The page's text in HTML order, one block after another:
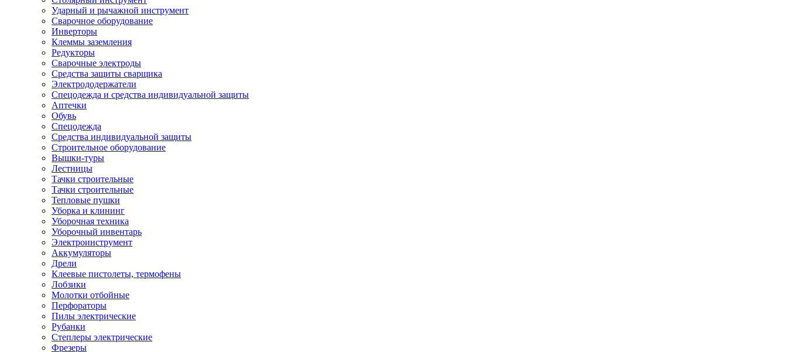
Ударный и рычажной инструмент
Сварочное оборудование
Инверторы
Клеммы заземления
Редукторы
Сварочные электроды
Средства защиты сварщика
Электрододержатели
Спецодежда и средства индивидуальной защиты
Аптечки
Обувь
Спецодежда
Средства индивидуальной защиты
Строительное оборудование
Вышки-туры
Лестницы
Тачки строительные
Тачки строительные
Тепловые пушки
Уборка и клининг
Уборочная техника
Уборочный инвентарь
Электроинструмент
Аккумуляторы
Дрели
Клеевые пистолеты, термофены
Лобзики
Молотки отбойные
Перфораторы
Пилы электрические
Рубанки
Степлеры электрические
Фрезеры